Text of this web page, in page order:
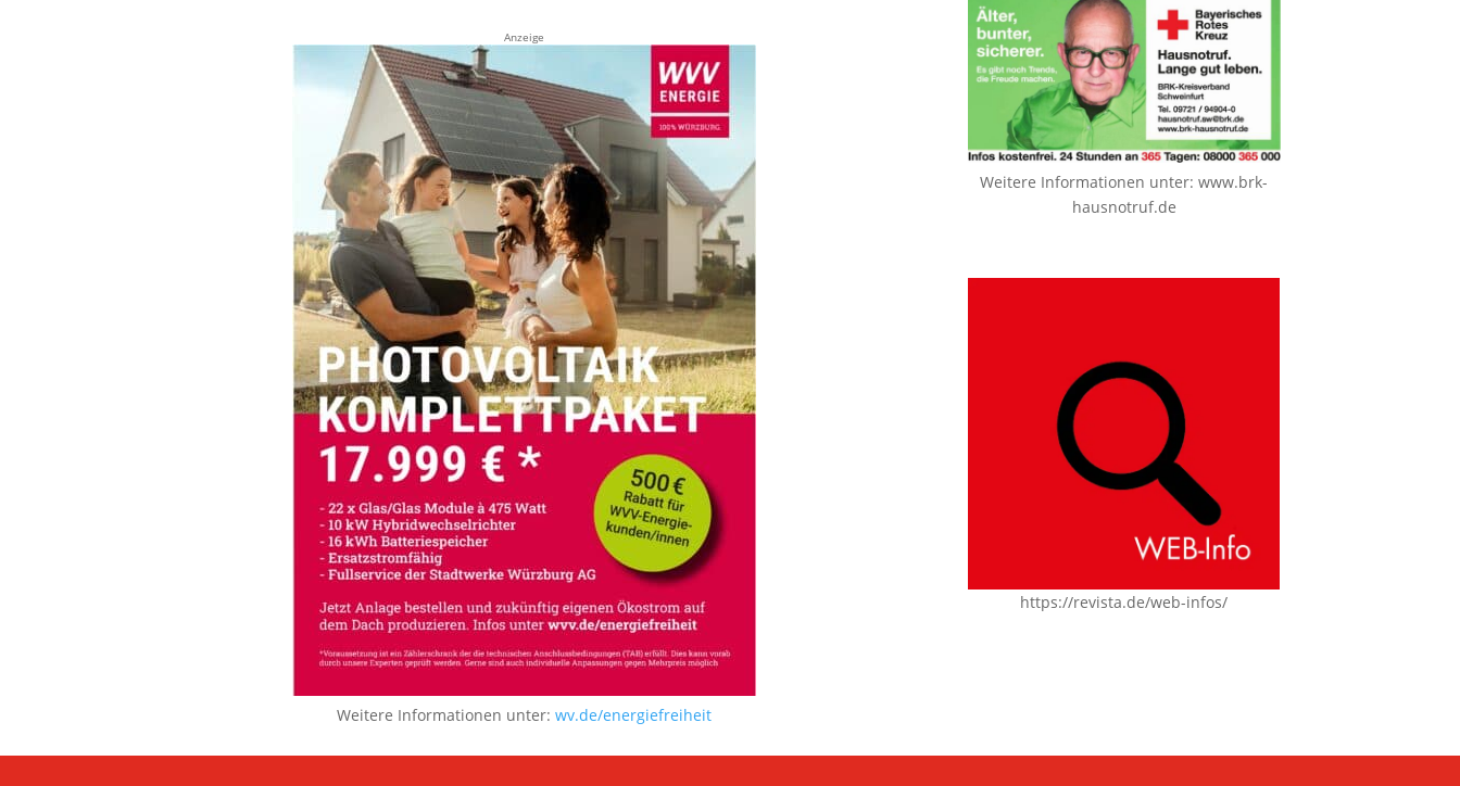
Anzeige
Weitere Informationen unter:wv.de/energiefreiheit
Weitere Informationen unter:www.brk-
hausnotruf.de
https://revista.de/web-infos/